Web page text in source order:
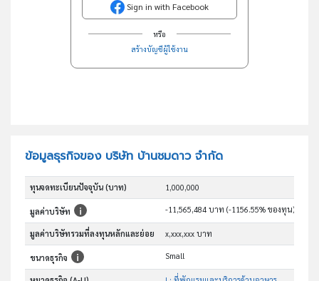
Sign in with Facebook
หรือ
สร้างบัญชีผู้ใช้งาน
ข้อมูลธุรกิจของ บริษัท บ้านชมดาว จำกัด
ทุนจดทะเบียนปัจจุบัน (บาท) 1,000,000
มูลค่าบริษัท -11,565,484 บาท (-1156.55% ของทุน)
มูลค่าบริษัทรวมที่ลงทุนหลักและย่อย x,xxx,xxx บาท
ขนาดธุรกิจ Small